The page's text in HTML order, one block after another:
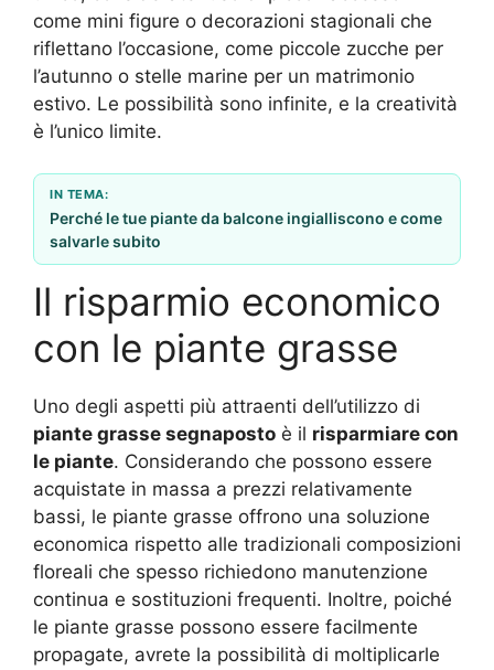
come mini figure o decorazioni stagionali che
riflettano l’occasione, come piccole zucche per
l’autunno o stelle marine per un matrimonio
estivo. Le possibilità sono infinite, e la creatività
è l’unico limite.
IN TEMA:
Perché le tue piante da balcone ingialliscono e come
salvarle subito
Il risparmio economico
con le piante grasse
Uno degli aspetti più attraenti dell’utilizzo di
piante grasse segnaposto è il risparmiare con
le piante. Considerando che possono essere
acquistate in massa a prezzi relativamente
bassi, le piante grasse offrono una soluzione
economica rispetto alle tradizionali composizioni
floreali che spesso richiedono manutenzione
continua e sostituzioni frequenti. Inoltre, poiché
le piante grasse possono essere facilmente
propagate, avrete la possibilità di moltiplicarle